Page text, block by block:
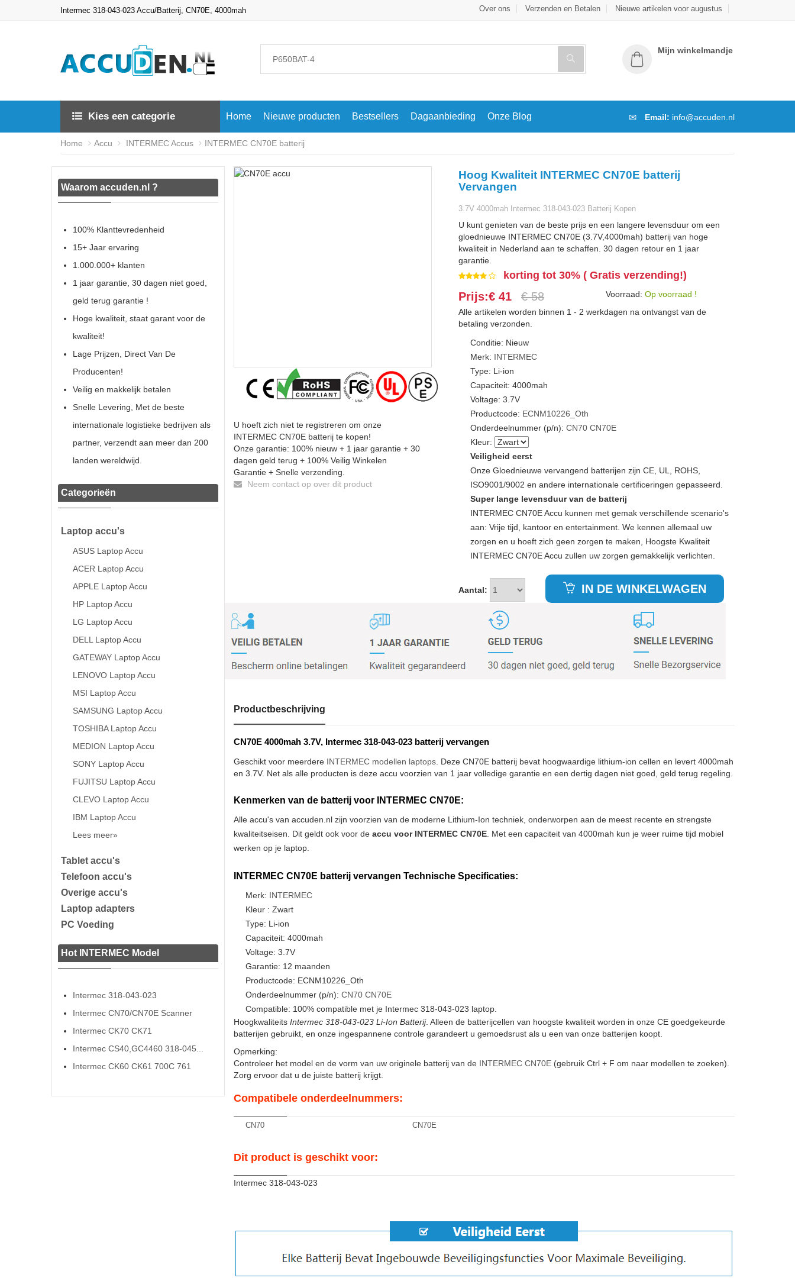
Intermec 318-043-023 Accu/Batterij, CN70E, 4000mah Over ons Verzenden en Betalen Nieuwe artikelen voor augustus
Mijn winkelmandje
Kies een categorie Home Nieuwe producten Bestsellers Dagaanbieding Onze Blog Email: info@accuden.nl
Home Accu INTERMEC Accus INTERMEC CN70E batterij
Waarom accuden.nl ?
100% Klanttevredenheid
15+ Jaar ervaring
1.000.000+ klanten
1 jaar garantie, 30 dagen niet goed,
geld terug garantie !
Hoge kwaliteit, staat garant voor de
kwaliteit!
Lage Prijzen, Direct Van De
Producenten!
Veilig en makkelijk betalen
Snelle Levering, Met de beste
internationale logistieke bedrijven als
partner, verzendt aan meer dan 200
landen wereldwijd.
Categorieën
Laptop accu's
ASUS Laptop Accu
ACER Laptop Accu
APPLE Laptop Accu
HP Laptop Accu
LG Laptop Accu
DELL Laptop Accu
GATEWAY Laptop Accu
LENOVO Laptop Accu
MSI Laptop Accu
SAMSUNG Laptop Accu
TOSHIBA Laptop Accu
MEDION Laptop Accu
SONY Laptop Accu
FUJITSU Laptop Accu
CLEVO Laptop Accu
IBM Laptop Accu
Lees meer»
Tablet accu's
Telefoon accu's
Overige accu's
Laptop adapters
PC Voeding
Hot INTERMEC Model
Intermec 318-043-023
Intermec CN70/CN70E Scanner
Intermec CK70 CK71
Intermec CS40,GC4460 318-045...
Intermec CK60 CK61 700C 761
U hoeft zich niet te registreren om onze
INTERMEC CN70E batterij te kopen!
Onze garantie: 100% nieuw + 1 jaar garantie + 30
dagen geld terug + 100% Veilig Winkelen
Garantie + Snelle verzending.
Neem contact op over dit product
Hoog Kwaliteit INTERMEC CN70E batterij
Vervangen
3.7V 4000mah Intermec 318-043-023 Batterij Kopen
U kunt genieten van de beste prijs en een langere levensduur om een
gloednieuwe INTERMEC CN70E (3.7V,4000mah) batterij van hoge
kwaliteit in Nederland aan te schaffen. 30 dagen retour en 1 jaar
garantie.
korting tot 30% ( Gratis verzending!)
Prijs:€ 41 € 58 Voorraad: Op voorraad !
Alle artikelen worden binnen 1 - 2 werkdagen na ontvangst van de
betaling verzonden.
Conditie: Nieuw
Merk: INTERMEC
Type: Li-ion
Capaciteit: 4000mah
Voltage: 3.7V
Productcode: ECNM10226_Oth
Onderdeelnummer (p/n):CN70 CN70E
Kleur:
Veiligheid eerst
Onze Gloednieuwe vervangend batterijen zijn CE, UL, ROHS,
ISO9001/9002 en andere internationale certificeringen gepasseerd.
Super lange levensduur van de batterij
INTERMEC CN70E Accu kunnen met gemak verschillende scenario's
aan: Vrije tijd, kantoor en entertainment. We kennen allemaal uw
zorgen en u hoeft zich geen zorgen te maken, Hoogste Kwaliteit
INTERMEC CN70E Accu zullen uw zorgen gemakkelijk verlichten.
Aantal: IN DE WINKELWAGEN
Productbeschrijving
CN70E 4000mah 3.7V, Intermec 318-043-023 batterij vervangen
Geschikt voor meerdere INTERMEC modellen laptops. Deze CN70E batterij bevat hoogwaardige lithium-ion cellen en levert 4000mah
en 3.7V. Net als alle producten is deze accu voorzien van 1 jaar volledige garantie en een dertig dagen niet goed, geld terug regeling.
Kenmerken van de batterij voor INTERMEC CN70E:
Alle accu's van accuden.nl zijn voorzien van de moderne Lithium-Ion techniek, onderworpen aan de meest recente en strengste
kwaliteitseisen. Dit geldt ook voor de accu voor INTERMEC CN70E. Met een capaciteit van 4000mah kun je weer ruime tijd mobiel
werken op je laptop.
INTERMEC CN70E batterij vervangen Technische Specificaties:
Merk: INTERMEC
Kleur : Zwart
Type: Li-ion
Capaciteit: 4000mah
Voltage: 3.7V
Garantie: 12 maanden
Productcode: ECNM10226_Oth
Onderdeelnummer (p/n): CN70 CN70E
Compatible: 100% compatible met je Intermec 318-043-023 laptop.
Hoogkwaliteits Intermec 318-043-023 Li-Ion Batterij. Alleen de batterijcellen van hoogste kwaliteit worden in onze CE goedgekeurde
batterijen gebruikt, en onze ingespannene controle garandeert u gemoedsrust als u een van onze batterijen koopt.
Opmerking:
Controleer het model en de vorm van uw originele batterij van de INTERMEC CN70E(gebruik Ctrl + F om naar modellen te zoeken).
Zorg ervoor dat u de juiste batterij krijgt.
Compatibele onderdeelnummers:
CN70 CN70E
Dit product is geschikt voor:
Intermec 318-043-023